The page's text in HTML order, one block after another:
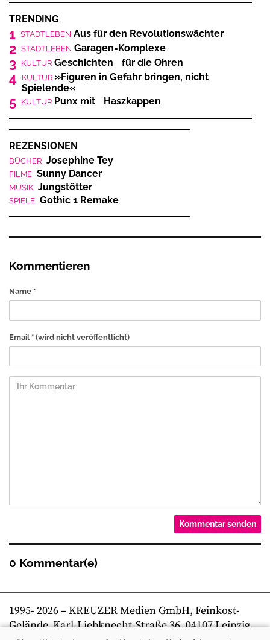
TRENDING
1 STADTLEBEN Aus für den Revolutionswächter
2 STADTLEBEN Garagen-Komplexe
3 KULTUR Geschichten für die Ohren
4 KULTUR »Figuren in Gefahr bringen, nicht
Spielende«
5 KULTUR Punx mit Haszkappen
REZENSIONEN
BÜCHER Josephine Tey
FILME Sunny Dancer
MUSIK Jungstötter
SPIELE Gothic 1 Remake
Kommentieren
Name *
Email * (wird nicht veröffentlicht)
0 Kommentar(e)
1995- 2026– KREUZER Medien GmbH, Feinkost-
Gelände, Karl-Liebknecht-Straße 36, 04107 Leipzig,